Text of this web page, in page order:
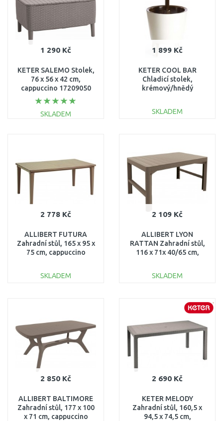
1 290 Kč
KETER SALEMO Stolek,
76 x 56 x 42 cm,
cappuccino 17209050
SKLADEM
1 899 Kč
KETER COOL BAR
Chladicí stolek,
krémový/hnědý
SKLADEM
Porovnat
2 778 Kč
ALLIBERT FUTURA
Zahradní stůl, 165 x 95 x
75 cm, cappuccino
SKLADEM
2 109 Kč
ALLIBERT LYON
RATTAN Zahradní stůl,
116 x 71x 40/65 cm,
SKLADEM
2 850 Kč
ALLIBERT BALTIMORE
Zahradní stůl, 177 x 100
x 71 cm, cappuccino
2 690 Kč
KETER MELODY
Zahradní stůl, 160,5 x
94,5 x 74,5 cm,